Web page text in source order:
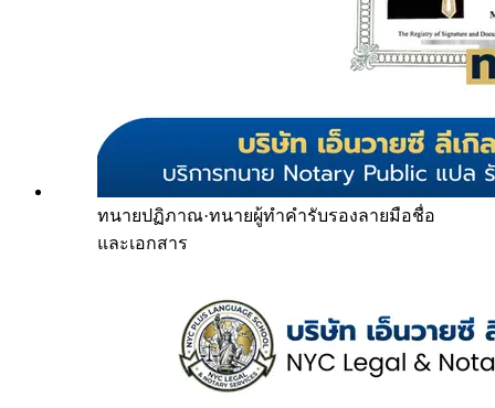
ทนายปฏิภาณ·ทนายผู้ทำคำรับรองลายมือชื่อ
และเอกสาร